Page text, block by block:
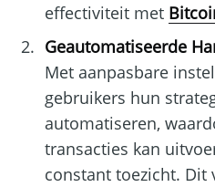
effectiviteit met
Geautomatiseerde
Met aanpasbare
gebruikers hun
automatiseren,
transacties kan
constant toezicht. Dit